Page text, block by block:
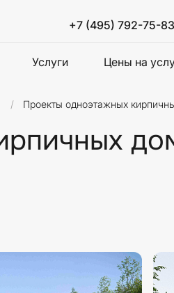
+7 (495) 792-75-83
Услуги Цены на
Проекты одноэтажных